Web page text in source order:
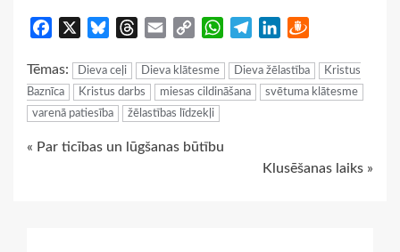
Facebook BlueskyThreads
Email
Copy
WhatsApp
TelegramLinkedIn
Tēmas: Dieva ceļi Dieva klātesme Dieva žēlastība
Kristus
Baznīca
Kristus darbs miesas cildināšana
svētuma klātesme
varenā patiesība
žēlastības līdzekļi
Continue
« Par ticības un lūgšanas būtību
Klusēšanas laiks »